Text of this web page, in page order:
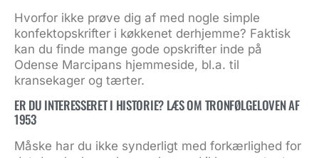
Hvorfor ikke prøve dig af med nogle simple
konfektopskrifter i køkkenet derhjemme? Faktisk
kan du finde mange gode opskrifter inde på
Odense Marcipans hjemmeside, bl.a. til
kransekager og tærter.
ER DU INTERESSERET I HISTORIE? LÆS OM TRONFØLGELOVEN AF
1953
Måske har du ikke synderligt med forkærlighed for